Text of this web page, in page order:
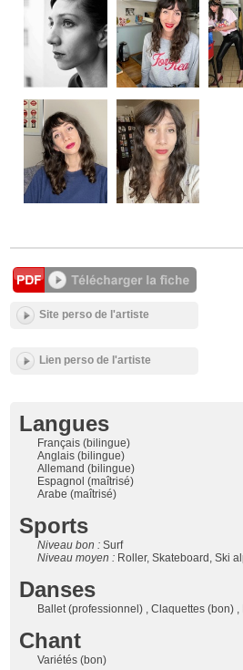
Langues
Français (bilingue)
Anglais (bilingue)
Allemand (bilingue)
Espagnol (maîtrisé)
Arabe (maîtrisé)
Sports
Niveau bon :Surf
Niveau moyen : Roller, Skateboard, Ski
Danses
Ballet (professionnel) , Claquettes (bon)
Chant
Variétés (bon)
Site perso de l'artiste
Lien perso de l'artiste